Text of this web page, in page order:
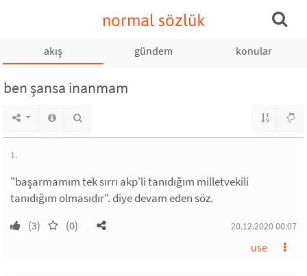
normal sözlük
akış gündem konular
ben şansa inanmam
1.
"başarmamım tek sırrı akp'li tanıdığım milletvekili
tanıdığım olmasıdır". diye devam eden söz.
(3) (0) 20.12.2020 00:07
use